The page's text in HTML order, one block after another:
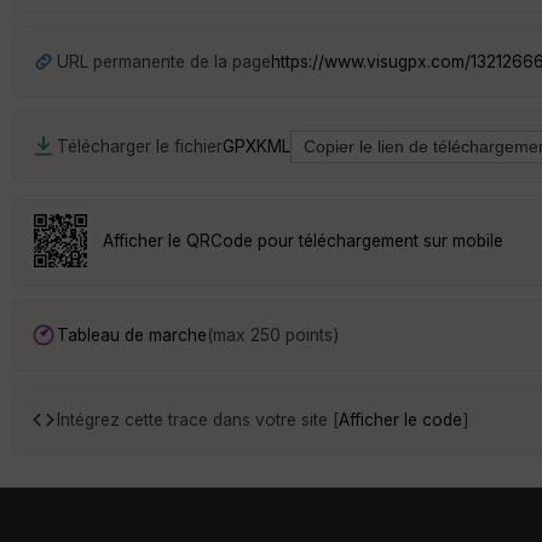
URL permanente de la pagehttps://www.visugpx.com/
Télécharger le fichierGPXKML
Afficher le QRCode pour téléchargement sur mobile
Tableau de marche(max 250 points)
Intégrez cette trace dans votre site [Afficher le code]